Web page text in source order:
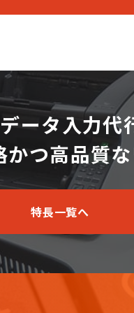
ータ入力代
かつ高品質な
特長一覧へ